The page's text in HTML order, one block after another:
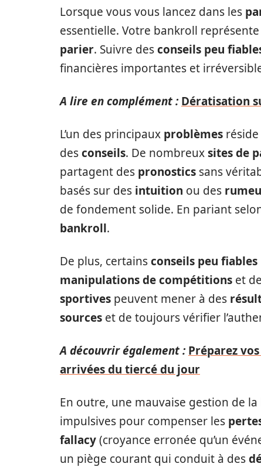
Lorsque vous vous lancez dans les
essentielle. Votre bankroll
parier. Suivre desconseils peu
financières importantes et
A lire en complément : Dératisation
L’un des principaux problèmes
desconseils. De nombreuxsites de
partagent des pronostics sans
basés sur des intuition ou des
de fondement solide. En pariant
bankroll.
De plus, certainsconseils peu fiables
manipulations de compétitions et
sportives peuvent mener à des
sources et de toujours vérifier
A découvrir également : Préparez
arrivées du tiercé du jour
En outre, une mauvaise gestion de la
impulsives pour compenser les
fallacy(croyance erronée qu’un
un piège courant qui conduit à des